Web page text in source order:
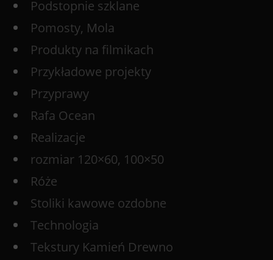
Podstopnie szklane
Pomosty, Mola
Produkty na filmikach
Przykładowe projekty
Przyprawy
Rafa Ocean
Realizacje
rozmiar 120×60, 100×50
Róże
Stoliki kawowe ozdobne
Technologia
Tekstury Kamień Drewno